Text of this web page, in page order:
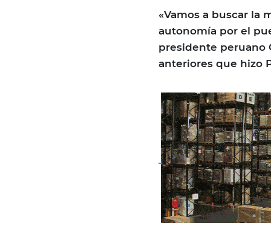
«Vamos a buscar la
autonomía por el
presidente peruano
anteriores que hizo